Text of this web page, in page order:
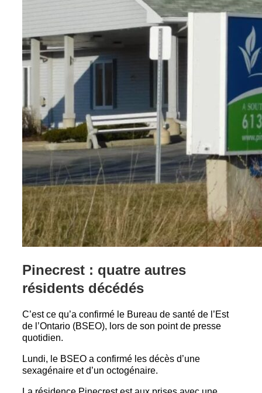
Pinecrest : quatre autres
résidents décédés
C’est ce qu’a confirmé le Bureau de santé de l’Est
de l’Ontario (BSEO), lors de son point de presse
quotidien.
Lundi, le BSEO a confirmé les décès d’une
sexagénaire et d’un octogénaire.